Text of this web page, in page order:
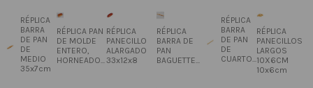
RÉPLICA
BARRA
DE PAN
DE
MEDIO
35x7cm
RÉPLICA PAN
DE MOLDE
ENTERO,
HORNEADO...
RÉPLICA
PANECILLO
ALARGADO
33x12x8
RÉPLICA
BARRA DE
PAN
BAGUETTE...
RÉPLICA
BARRA
DE PAN
DE
CUARTO...
RÉPLICA
PANECILLOS
LARGOS
10X6CM
10x6cm